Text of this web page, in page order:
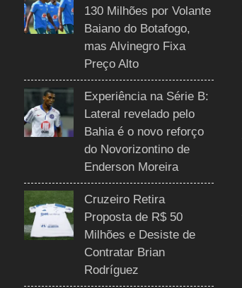
130 Milhões por Volante
Baiano do Botafogo,
mas Alvinegro Fixa
Preço Alto
Experiência na Série B:
Lateral revelado pelo
Bahia é o novo reforço
do Novorizontino de
Enderson Moreira
Cruzeiro Retira
Proposta de R$ 50
Milhões e Desiste de
Contratar Brian
Rodríguez